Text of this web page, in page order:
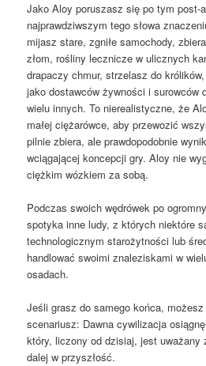
Jako Aloy poruszasz się po tym post-
najprawdziwszym tego słowa
mijasz stare, zgniłe samochody,
złom, rośliny lecznicze w ulicznych
drapaczy chmur, strzelasz do
jako dostawców żywności i surowców
wielu innych. To nierealistyczne, że
małej ciężarówce, aby przewozić
pilnie zbiera, ale prawdopodobnie
wciągającej koncepcji gry. Aloy nie
ciężkim wózkiem za sobą.
Podczas swoich wędrówek po
spotyka inne ludy, z których niektóre
technologicznym starożytności lub
handlować swoimi znaleziskami w
osadach.
Jeśli grasz do samego końca,
scenariusz: Dawna cywilizacja
który, liczony od dzisiaj, jest uważany
dalej w przyszłość.